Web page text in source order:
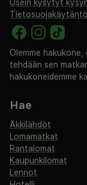
Usein kysytyt
Tietosuojakäytäntö
Olemme
tehdään sen
hakukoneidemme
Hae
Äkkilähdöt
Lomamatkat
Rantalomat
Kaupunkilomat
Lennot